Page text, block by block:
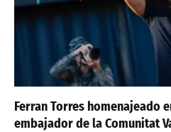
Ferran Torres homenajeado
embajador de la Comunitat